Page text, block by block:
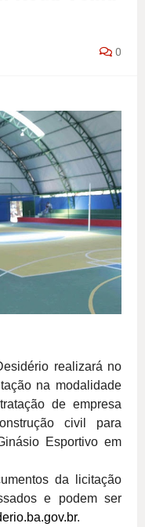
0
realizará no
na modalidade
de empresa
civil para
Esportivo em
da licitação
e podem ser
br.